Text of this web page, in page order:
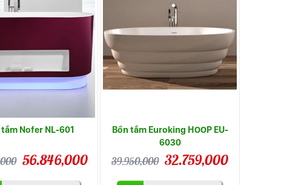
Nofer NL-601
56.846,000
Bồn tắm Euroking HOOP EU-
6030
39.950,000 32.759,000